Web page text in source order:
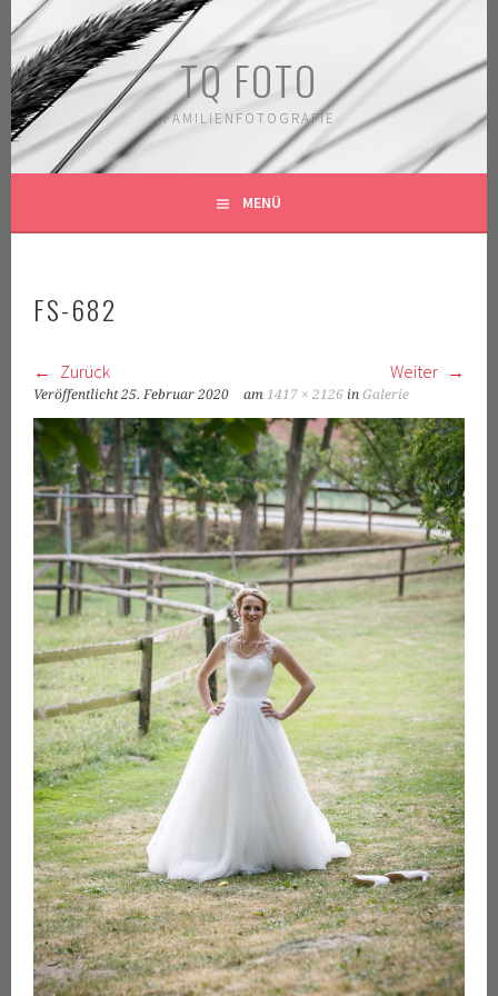
Springe
zum
Inhalt
TQ FOTO
FAMILIENFOTOGRAFIE
MENÜ
FS-682
Zurück Weiter
Veröffentlicht25. Februar 2020 am 1417 × 2126 inGalerie